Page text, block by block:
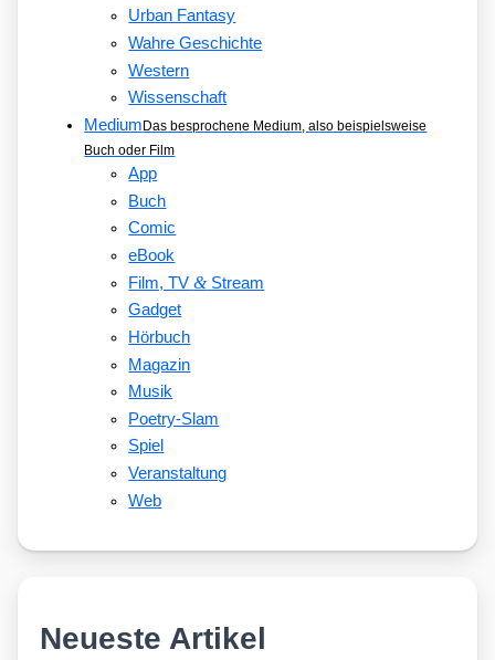
Urban Fantasy
Wahre Geschichte
Western
Wissenschaft
Medium Das besprochene Medium, also beispielsweise
Buch oder Film
App
Buch
Comic
eBook
Film, TV&Stream
Gadget
Hörbuch
Magazin
Musik
Poetry-Slam
Spiel
Veranstaltung
Web
Neueste Artikel